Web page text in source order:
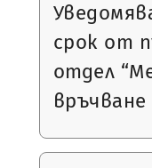
срок от
отдел